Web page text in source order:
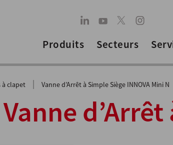
Produits Secteurs
à clapet | Vanne d’Arrêt à Simple Siège INNOVA Mini N